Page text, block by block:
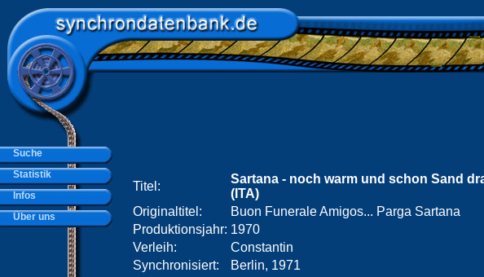
Titel:
Sartana - noch warm und schon Sand
(ITA)
Originaltitel:
Buon Funerale Amigos... Parga Sartana
Produktionsjahr: 1970
Verleih:
Constantin
Synchronisiert:
Berlin, 1971
Suche
Statistik
Infos
Über uns